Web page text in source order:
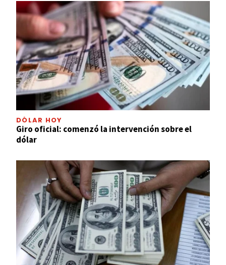
DÓLAR HOY
Giro oficial: comenzó la intervención sobre el
dólar